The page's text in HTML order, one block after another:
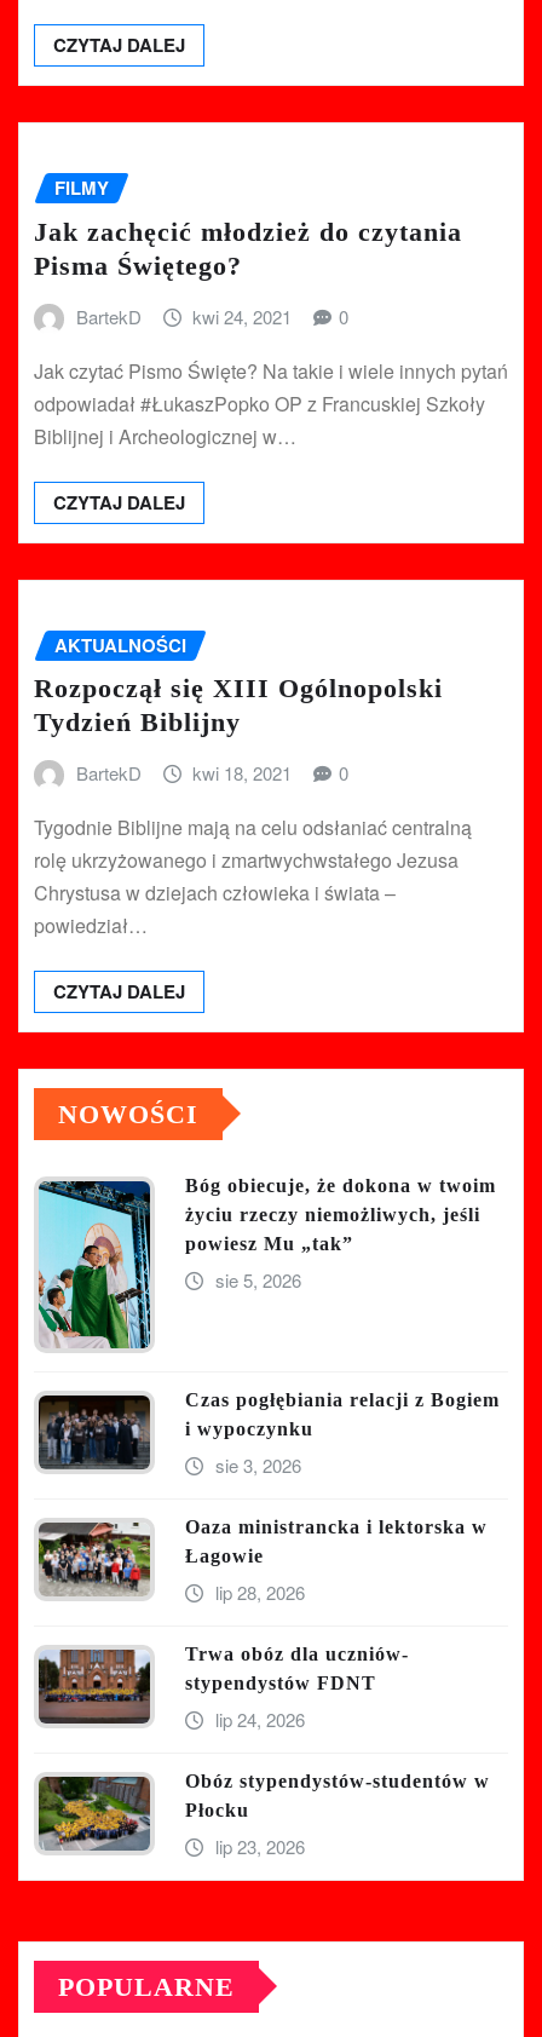
CZYTAJ DALEJ
FILMY
Jak zachęcić młodzież do czytania
Pisma Świętego?
BartekD kwi 24, 2021 0
Jak czytać Pismo Święte? Na takie i wiele innych pytań
odpowiadał #ŁukaszPopko OP z Francuskiej Szkoły
Biblijnej i Archeologicznej w…
CZYTAJ DALEJ
AKTUALNOŚCI
Rozpoczął się XIII Ogólnopolski
Tydzień Biblijny
BartekD kwi 18, 2021 0
Tygodnie Biblijne mają na celu odsłaniać centralną
rolę ukrzyżowanego i zmartwychwstałego Jezusa
Chrystusa w dziejach człowieka i świata –
powiedział…
CZYTAJ DALEJ
NOWOŚCI
Bóg obiecuje, że dokona w twoim
życiu rzeczy niemożliwych, jeśli
powiesz Mu „tak”
sie 5, 2026
Czas pogłębiania relacji z Bogiem
i wypoczynku
sie 3, 2026
Oaza ministrancka i lektorska w
Łagowie
lip 28, 2026
Trwa obóz dla uczniów-
stypendystów FDNT
lip 24, 2026
Obóz stypendystów-studentów w
Płocku
lip 23, 2026
POPULARNE